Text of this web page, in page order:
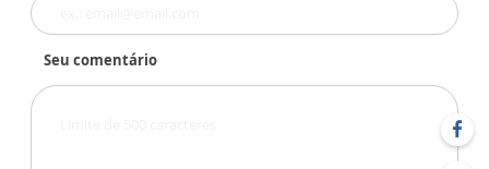
Seu comentário